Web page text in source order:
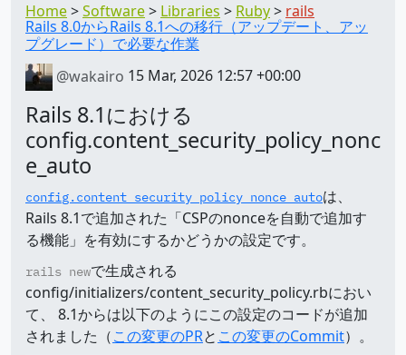
Home Software Libraries Ruby rails
Rails 8.0からRails 8.1への移行（アップデート、アッ
プグレード）で必要な作業
@wakairo 15 Mar, 2026 12:57 +00:00
Rails 8.1における
config.content_security_policy_nonc
e_auto
config.content_security_policy_nonce_autoは、
Rails 8.1で追加された「CSPのnonceを自動で追加す
る機能」を有効にするかどうかの設定です。
rails newで生成される
config/initializers/content_security_policy.rbにおい
て、 8.1からは以下のようにこの設定のコードが追加
されました（この変更のPRと この変更のCommit）。